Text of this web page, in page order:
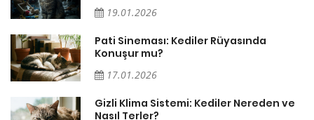
19.01.2026
Pati Sineması: Kediler Rüyasında
Konuşur mu?
17.01.2026
Gizli Klima Sistemi: Kediler Nereden ve
Nasıl Terler?